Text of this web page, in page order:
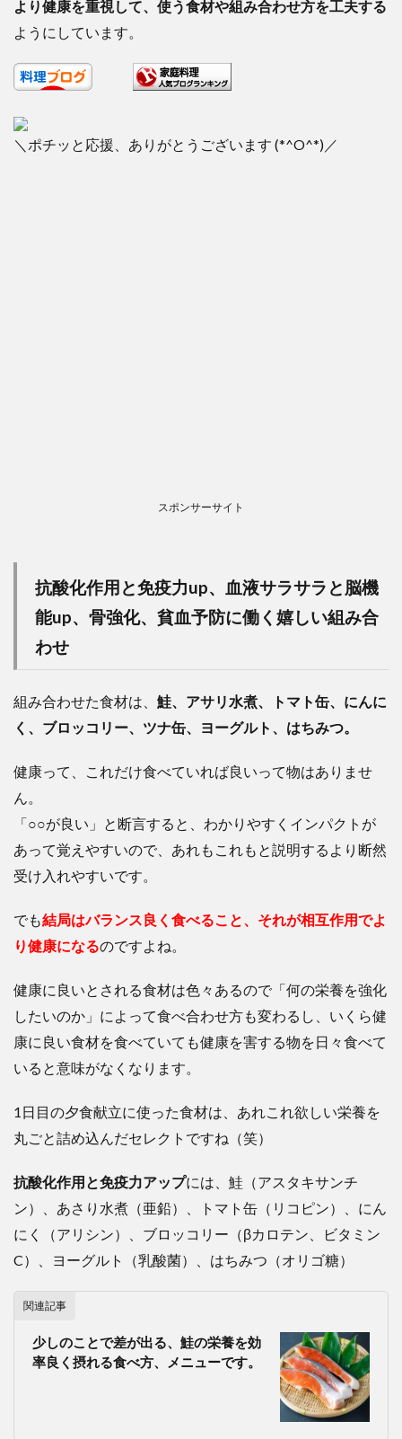
より健康を重視して、使う食材や組み合わせ方を工夫する
ようにしています。
＼ポチッと応援、ありがとうございます (*^O^*)／
スポンサーサイト
抗酸化作用と免疫力up、血液サラサラと脳機
能up、骨強化、貧血予防に働く嬉しい組み合
わせ
組み合わせた食材は、 鮭、アサリ水煮、トマト缶、にんに
く、ブロッコリー、ツナ缶、ヨーグルト、はちみつ。
健康って、これだけ食べていれば良いって物はありませ
ん。
「○○が良い」と断言すると、わかりやすくインパクトが
あって覚えやすいので、あれもこれもと説明するより断然
受け入れやすいです。
でも結局はバランス良く食べること、それが相互作用でよ
り健康になるのですよね。
健康に良いとされる食材は色々あるので「何の栄養を強化
したいのか」によって食べ合わせ方も変わるし、いくら健
康に良い食材を食べていても健康を害する物を日々食べて
いると意味がなくなります。
1日目の夕食献立に使った食材は、あれこれ欲しい栄養を
丸ごと詰め込んだセレクトですね（笑）
抗酸化作用と免疫力アップには、鮭（アスタキサンチ
ン）、あさり水煮（亜鉛）、トマト缶（リコピン）、にん
にく（アリシン）、ブロッコリー（βカロテン、ビタミン
C）、ヨーグルト（乳酸菌）、はちみつ（オリゴ糖）
関連記事
少しのことで差が出る、鮭の栄養を効
率良く摂れる食べ方、メニューです。